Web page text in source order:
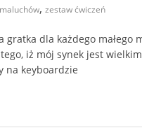
, zestaw ćwiczeń
gratka dla każdego małego
iż mój synek jest wielkim
na keyboardzie